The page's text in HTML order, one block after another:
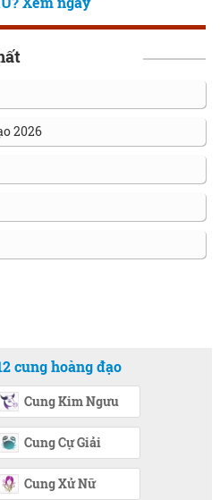
2026
cung hoàng đạo
Cung Kim Ngưu
Cung Cự Giải
Cung Xử Nữ